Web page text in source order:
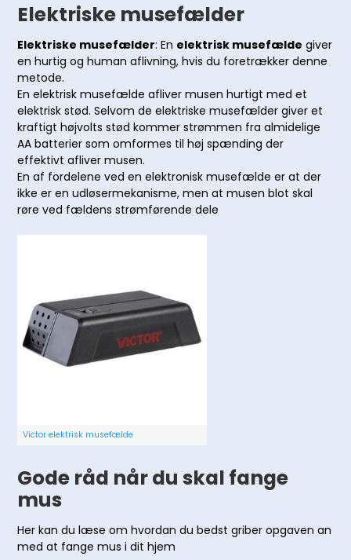
Elektriske musefælder
Elektriske musefælder: En elektrisk musefælde giver
en hurtig og human aflivning, hvis du foretrækker denne
metode.
En elektrisk musefælde afliver musen hurtigt med et
elektrisk stød. Selvom de elektriske musefælder giver et
kraftigt højvolts stød kommer strømmen fra almidelige
AA batterier som omformes til høj spænding der
effektivt afliver musen.
En af fordelene ved en elektronisk musefælde er at der
ikke er en udløsermekanisme, men at musen blot skal
røre ved fældens strømførende dele
Victor elektrisk musefælde
Gode råd når du skal fange
mus
Her kan du læse om hvordan du bedst griber opgaven an
med at fange mus i dit hjem